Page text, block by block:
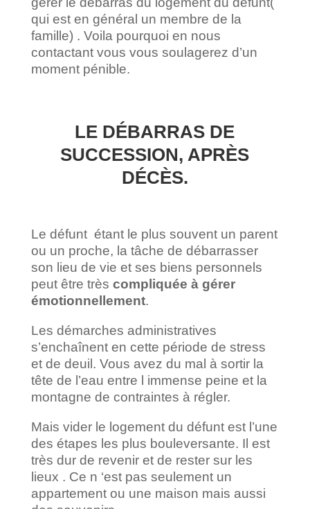
qui est en général un membre de la
famille) . Voila pourquoi en nous
contactant vous vous soulagerez d’un
moment pénible.
LE DÉBARRAS DE
SUCCESSION, APRÈS
DÉCÈS.
Le défunt étant le plus souvent un parent
ou un proche, la tâche de débarrasser
son lieu de vie et ses biens personnels
peut être très compliquée à gérer
émotionnellement.
Les démarches administratives
s’enchaînent en cette période de stress
et de deuil. Vous avez du mal à sortir la
tête de l’eau entre l immense peine et la
montagne de contraintes à régler.
Mais vider le logement du défunt est l’une
des étapes les plus bouleversante. Il est
très dur de revenir et de rester sur les
lieux . Ce n ‘est pas seulement un
appartement ou une maison mais aussi